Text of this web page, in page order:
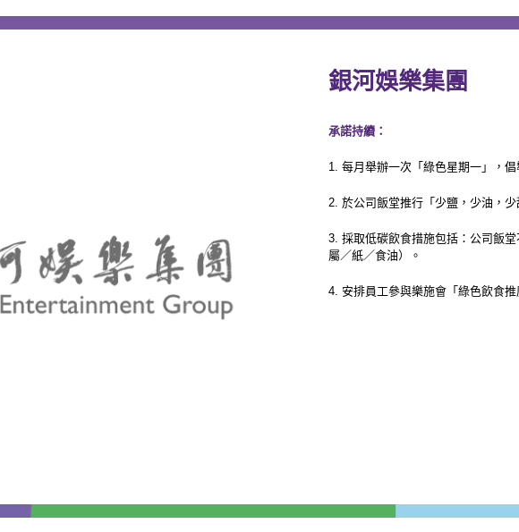
銀河娛樂集團
承諾持續：
1. 每月舉辦一次「綠色星期一」，
2. 於公司飯堂推行「少鹽，少油，
3. 採取低碳飲食措施包括：公司飯
屬／紙／食油）。
4. 安排員工參與樂施會「綠色飲食